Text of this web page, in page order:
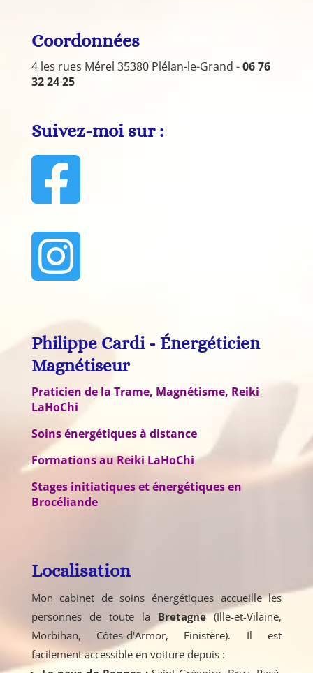
Coordonnées
4 les rues Mérel 35380 Plélan-le-Grand -06 76
32 24 25
Suivez-moi sur :


Philippe Cardi - Énergéticien
Magnétiseur
Praticien de la Trame, Magnétisme, Reiki
LaHoChi
Soins énergétiques à distance
Formations au Reiki LaHoChi
Stages initiatiques et énergétiques en
Brocéliande
Localisation
Mon cabinet de soins énergétiques accueille les
personnes de toute la Bretagne(Ille-et-Vilaine,
Morbihan, Côtes-d'Armor, Finistère). Il est
facilement accessible en voiture depuis :